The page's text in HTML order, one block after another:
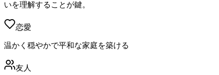
いを理解することが鍵。
恋愛
温かく穏やかで平和な家庭を築ける
友人